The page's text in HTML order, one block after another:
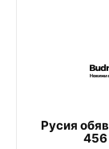
Русия
456